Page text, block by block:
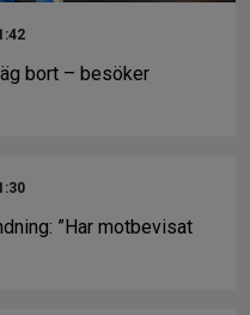
bort – besöker
”Har motbevisat